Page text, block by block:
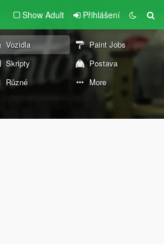
Show Adult Přihlášení
Vozidla
Paint Jobs
Skripty
Postava
Různé More